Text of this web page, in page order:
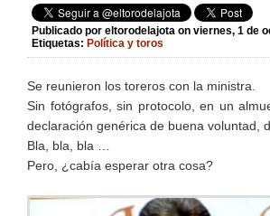
Publicado por eltorodelajota on viernes, 1 de
Etiquetas: Política y toros
Se reunieron los toreros con la ministra.
Sin fotógrafos, sin protocolo, en un
declaración genérica de buena voluntad,
Bla, bla, bla …
Pero, ¿cabía esperar otra cosa?